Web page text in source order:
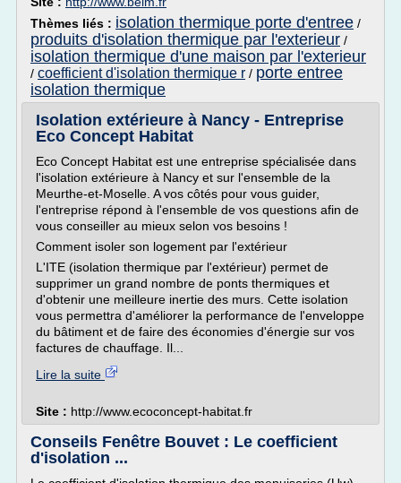
Thèmes liés : isolation thermique porte d'entree /
produits d'isolation thermique par l'exterieur /
isolation thermique d'une maison par l'exterieur
/ coefficient d'isolation thermique r / porte entree
isolation thermique
Isolation extérieure à Nancy - Entreprise
Eco Concept Habitat
Eco Concept Habitat est une entreprise spécialisée dans
l'isolation extérieure à Nancy et sur l'ensemble de la
Meurthe-et-Moselle. A vos côtés pour vous guider,
l'entreprise répond à l'ensemble de vos questions afin de
vous conseiller au mieux selon vos besoins !
Comment isoler son logement par l'extérieur
L'ITE (isolation thermique par l'extérieur) permet de
supprimer un grand nombre de ponts thermiques et
d'obtenir une meilleure inertie des murs. Cette isolation
vous permettra d'améliorer la performance de l'enveloppe
du bâtiment et de faire des économies d'énergie sur vos
factures de chauffage. Il...
Lire la suite
Site : http://www.ecoconcept-habitat.fr
Conseils Fenêtre Bouvet : Le coefficient
d'isolation ...